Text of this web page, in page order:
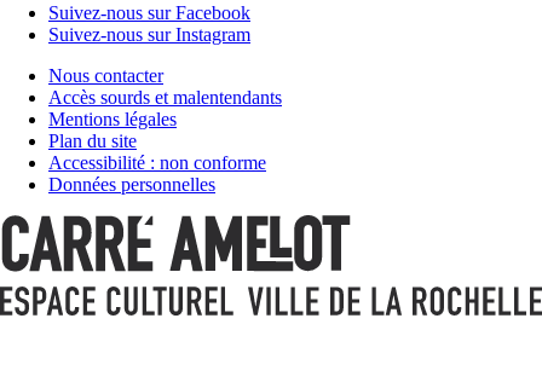
Suivez-nous sur Facebook
Suivez-nous sur Instagram
Nous contacter
Accès sourds et malentendants
Mentions légales
Plan du site
Accessibilité : non conforme
Données personnelles